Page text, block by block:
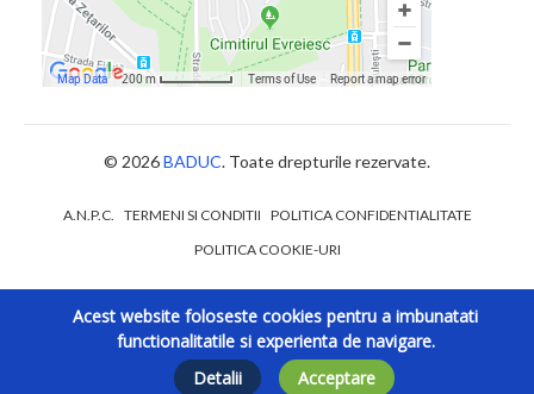
© 2026BADUC. Toate drepturile rezervate.
A.N.P.C. TERMENI SI CONDITII POLITICA CONFIDENTIALITATE
POLITICA COOKIE-URI
Acest website foloseste cookies pentru a imbunatati
functionalitatile si experienta de navigare.
Detalii
Acceptare